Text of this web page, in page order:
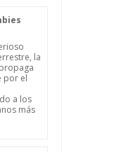
la
por el
a los
más